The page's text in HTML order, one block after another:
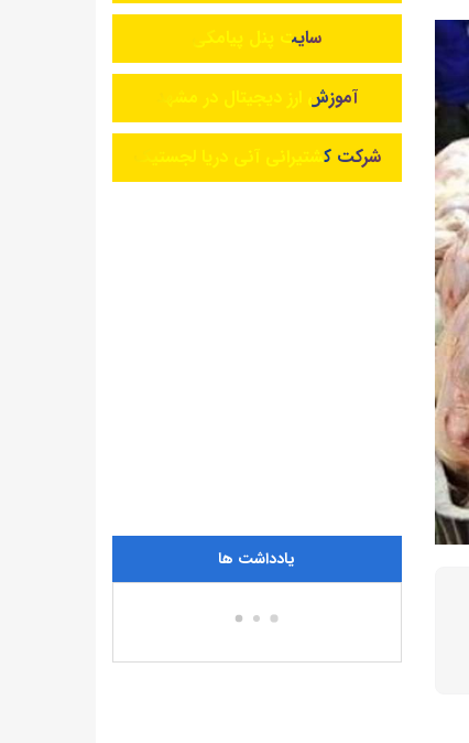
سایت پنل پیامکی
آموزش ارز دیجیتال در مشهد
شرکت کشتیرانی آنی دریا لجستیک
یادداشت ها